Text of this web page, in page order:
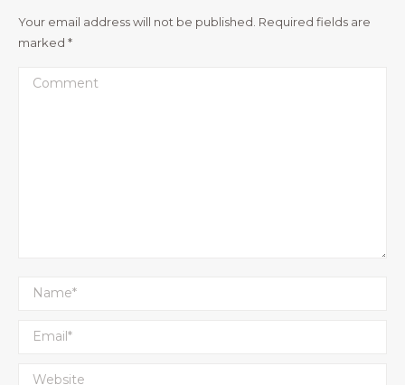
Your email address will not be published. Required fields are
marked *
Comment
Name *
Email *
Website